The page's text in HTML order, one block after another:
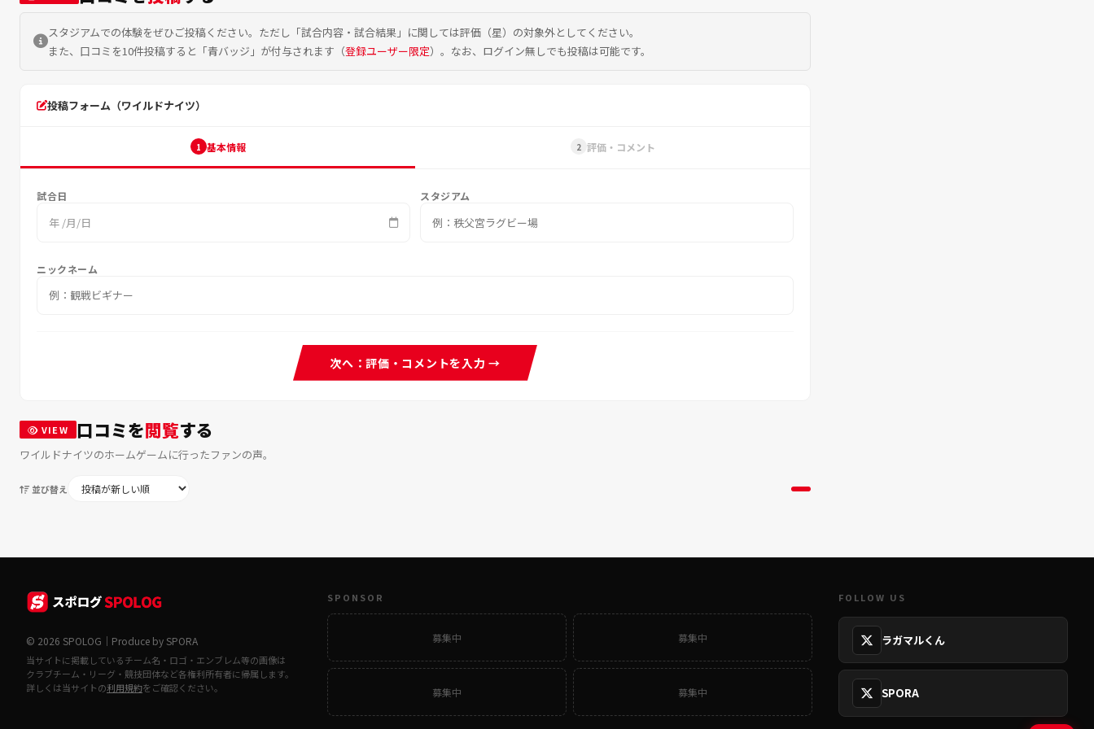
スタジアムでの体験をぜひご投稿ください。ただし「試合内容・試合結果」に関しては評価（星）の対象外としてください。
また、口コミを10件投稿すると「青バッジ」が付与されます（登録ユーザー限定）。なお、ログイン無しでも投稿は可能です。
投稿フォーム（ワイルドナイツ）
1 基本情報 2 評価・コメント
試合日
年 /月/日
スタジアム
ニックネーム
次へ：評価・コメントを入力 →
VIEW 口コミを閲覧する
ワイルドナイツのホームゲームに行ったファンの声。
並び替え
© 2026 SPOLOG｜Produce by SPORA
当サイトに掲載しているチーム名・ロゴ・エンブレム等の画像は
クラブチーム・リーグ・競技団体など各権利所有者に帰属します。
詳しくは当サイトの利用規約をご確認ください。
SPONSOR
募集中 募集中
募集中 募集中
FOLLOW US
ラガマルくん
SPORA